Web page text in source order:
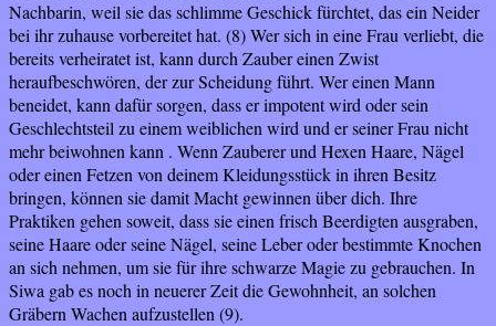
Nachbarin, weil sie das schlimme Geschick fürchtet, das ein Neider
bei ihr zuhause vorbereitet hat. (8) Wer sich in eine Frau verliebt, die
bereits verheiratet ist, kann durch Zauber einen Zwist
heraufbeschwören, der zur Scheidung führt. Wer einen Mann
beneidet, kann dafür sorgen, dass er impotent wird oder sein
Geschlechtsteil zu einem weiblichen wird und er seiner Frau nicht
mehr beiwohnen kann . Wenn Zauberer und Hexen Haare, Nägel
oder einen Fetzen von deinem Kleidungsstück in ihren Besitz
bringen, können sie damit Macht gewinnen über dich. Ihre
Praktiken gehen soweit, dass sie einen frisch Beerdigten ausgraben,
seine Haare oder seine Nägel, seine Leber oder bestimmte Knochen
an sich nehmen, um sie für ihre schwarze Magie zu gebrauchen. In
Siwa gab es noch in neuerer Zeit die Gewohnheit, an solchen
Gräbern Wachen aufzustellen (9).